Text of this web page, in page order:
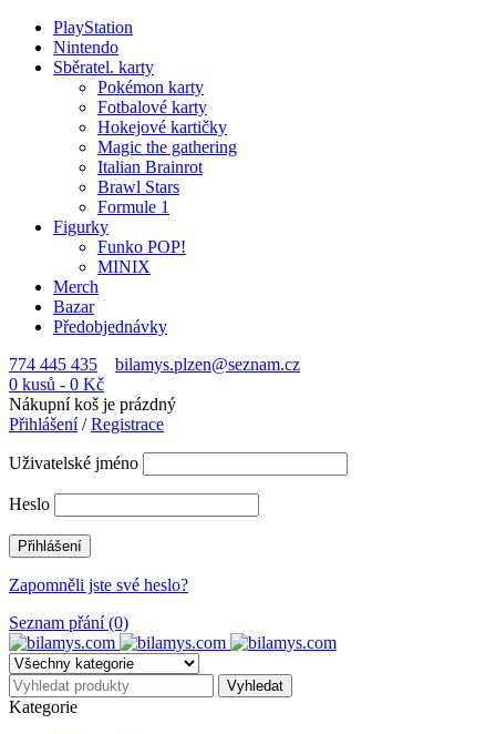
PlayStation
Nintendo
Sběratel. karty
Pokémon karty
Fotbalové karty
Hokejové kartičky
Magic the gathering
Italian Brainrot
Brawl Stars
Formule 1
Figurky
Funko POP!
MINIX
Merch
Bazar
Předobjednávky
774 445 435
bilamys.plzen@seznam.cz
0 kusů - 0 Kč
Nákupní koš je prázdný
Přihlášení/Registrace
Uživatelské jméno
Heslo
Zapomněli jste své heslo?
Seznam přání (0)
Kategorie